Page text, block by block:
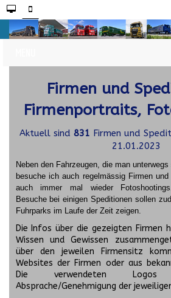
Firmen und
Firmenportraits,
Aktuell sind 831 Firmen und
21.01.2023
Neben den Fahrzeugen, die man
besuche ich auch regelmässig Firmen
auch immer mal wieder
Besuche bei einigen Speditionen sollen
Fuhrparks im Laufe der Zeit zeigen.
Die Infos über die gezeigten Firmen
Wissen und Gewissen
über den jeweilen Firmensitz
Websites der Firmen oder aus
Die verwendeten
Absprache/Genehmigung der